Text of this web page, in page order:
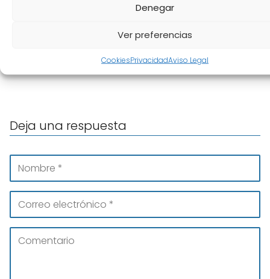
Denegar
Ver preferencias
CookiesPrivacidadAviso Legal
Deja una respuesta